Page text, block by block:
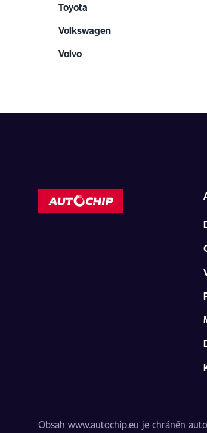
Toyota
Volkswagen
Volvo
Obsah www.autochip.eu je chráněn